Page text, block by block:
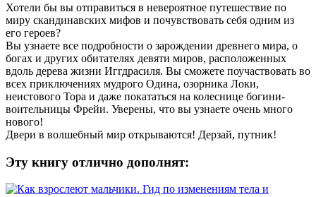
Хотели бы вы отправиться в невероятное путешествие по
миру скандинавских мифов и почувствовать себя одним из
его героев?
Вы узнаете все подробности о зарождении древнего мира, о
богах и других обитателях девяти миров, расположенных
вдоль дерева жизни Иггдрасиля. Вы сможете поучаствовать во
всех приключениях мудрого Одина, озорника Локи,
неистового Тора и даже покататься на колеснице богини-
воительницы Фрейи. Уверены, что вы узнаете очень много
нового!
Двери в волшебный мир открываются! Дерзай, путник!
Эту книгу отлично дополнят: